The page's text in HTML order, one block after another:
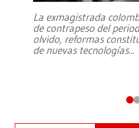
La exmagistrada
de contrapeso del
olvido, reformas
de nuevas tecnologías...